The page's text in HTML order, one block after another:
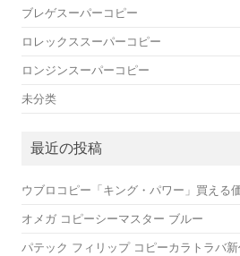
ブレゲスーパーコピー
ロレックススーパーコピー
ロンジンスーパーコピー
未分类
最近の投稿
ウブロコピー「キング・パワー」買える
オメガ コピーシーマスター ブルー
パテック フィリップ コピーカラトラバ